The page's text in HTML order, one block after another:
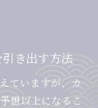
き出す方法
ていますが、カ
想以上になるこ